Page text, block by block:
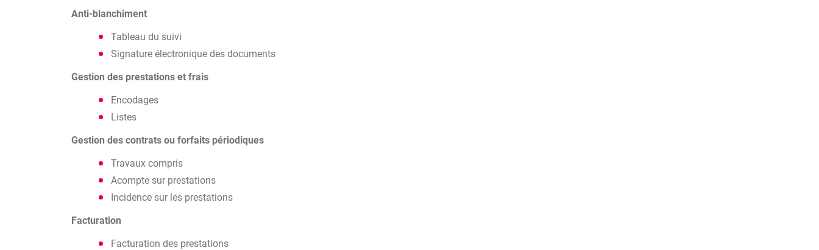
Anti-blanchiment
Tableau du suivi
Signature électronique des documents
Gestion des prestations et frais
Encodages
Listes
Gestion des contrats ou forfaits périodiques
Travaux compris
Acompte sur prestations
Incidence sur les prestations
Facturation
Facturation des prestations